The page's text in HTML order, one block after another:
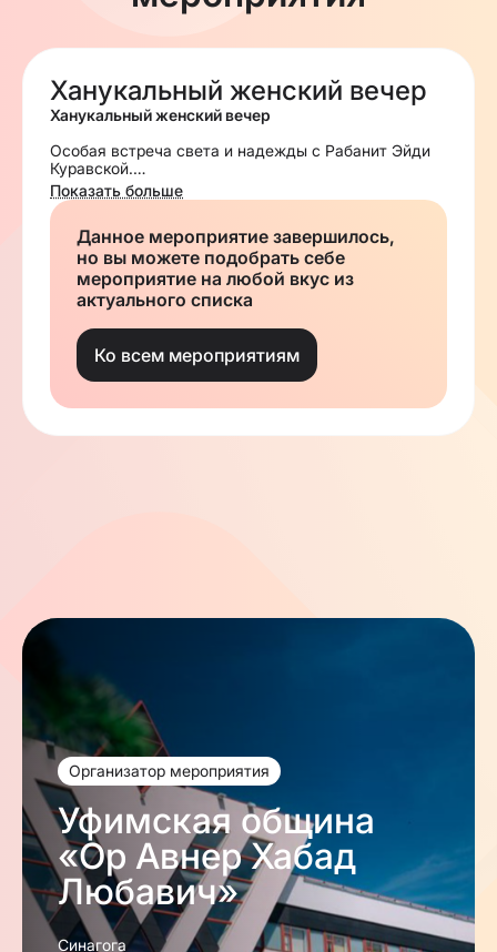
Ханукальный женский вечер
Ханукальный женский вечер
Особая встреча света и надежды с Рабанит Эйди
Куравской.
Обязательная регистрация до 10 декабря 2025 г.
Благотворительный взнос 600 руб - ПЕРЕВОДОМ
ИЛИ НАЛИЧНЫМИ ВИКТОРИИ
Показать больше
Данное мероприятие завершилось,
но вы можете подобрать себе
мероприятие на любой вкус из
актуального списка
Ко всем мероприятиям
Организатор мероприятия
Уфимская община
«Ор Авнер Хабад
Любавич»
Синагога